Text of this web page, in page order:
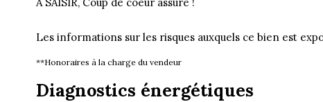
Les informations sur les risques auxquels ce bien est
**Honoraires à la charge du vendeur
Diagnostics énergétiques